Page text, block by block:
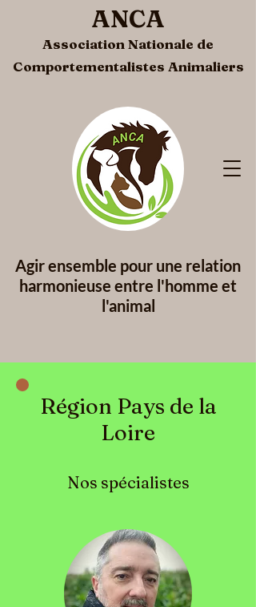
Agir ensemble pour une relation
harmonieuse entre l'homme et
l'animal
ANCA
Association Nationale de
Comportementalistes Animaliers
Région Pays de la
Loire
Nos spécialistes